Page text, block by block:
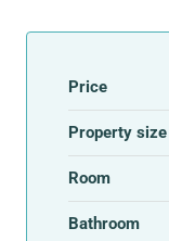
Price
Property size
Room
Bathroom